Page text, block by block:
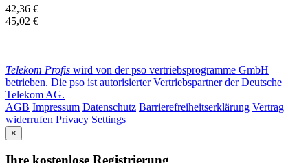
42,36 €
45,02 €
Telekom Profis wird von der pso vertriebsprogramme GmbH
betrieben. Die pso ist autorisierter Vertriebspartner der Deutsche
Telekom AG.
AGB Impressum Datenschutz Barrierefreiheitserklärung Vertrag
widerrufen Privacy Settings
×